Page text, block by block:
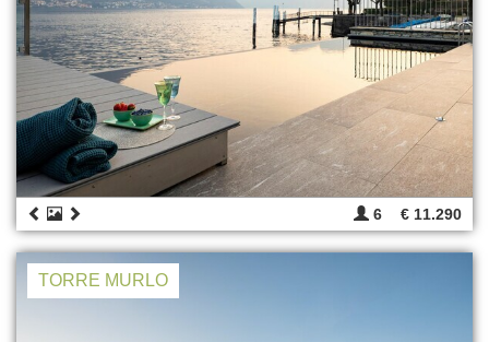
6 € 11.290
TORRE MURLO